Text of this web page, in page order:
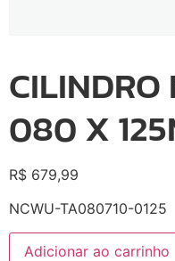
080 X
R$ 679,99
NCWU-TA080710-0125
Adicionar ao carrinho